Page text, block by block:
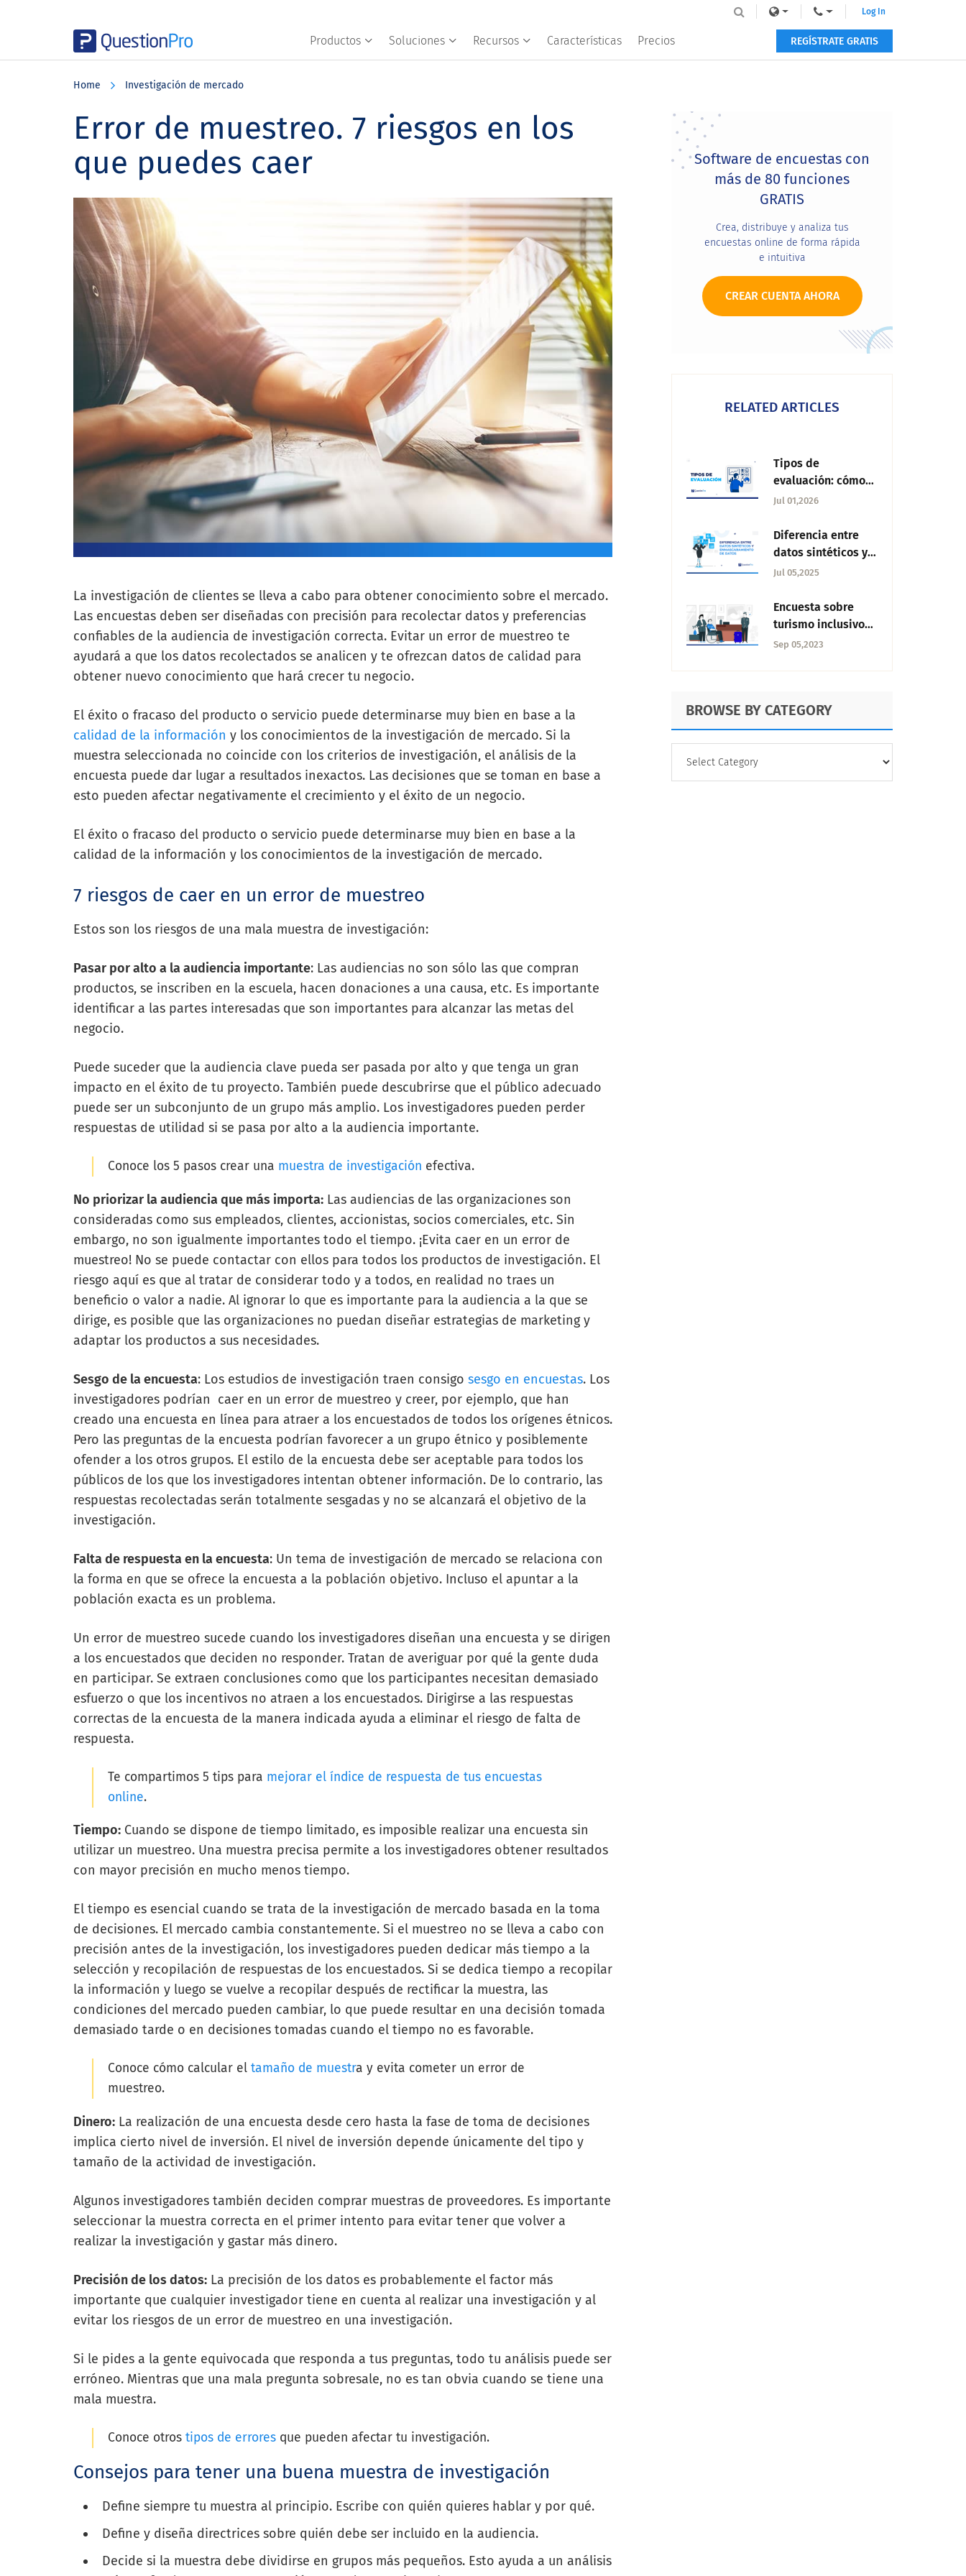
Productos Soluciones Recursos Características Precios
Log In
REGÍSTRATE GRATIS
Home Investigación de mercado
Error de muestreo. 7 riesgos en los
que puedes caer
La investigación de clientes se lleva a cabo para obtener conocimiento sobre el mercado.
Las encuestas deben ser diseñadas con precisión para recolectar datos y preferencias
confiables de la audiencia de investigación correcta. Evitar un error de muestreo te
ayudará a que los datos recolectados se analicen y te ofrezcan datos de calidad para
obtener nuevo conocimiento que hará crecer tu negocio.
El éxito o fracaso del producto o servicio puede determinarse muy bien en base a la
calidad de la información y los conocimientos de la investigación de mercado. Si la
muestra seleccionada no coincide con los criterios de investigación, el análisis de la
encuesta puede dar lugar a resultados inexactos. Las decisiones que se toman en base a
esto pueden afectar negativamente el crecimiento y el éxito de un negocio.
El éxito o fracaso del producto o servicio puede determinarse muy bien en base a la
calidad de la información y los conocimientos de la investigación de mercado.
7 riesgos de caer en un error de muestreo
Estos son los riesgos de una mala muestra de investigación:
Pasar por alto a la audiencia importante: Las audiencias no son sólo las que compran
productos, se inscriben en la escuela, hacen donaciones a una causa, etc. Es importante
identificar a las partes interesadas que son importantes para alcanzar las metas del
negocio.
Puede suceder que la audiencia clave pueda ser pasada por alto y que tenga un gran
impacto en el éxito de tu proyecto. También puede descubrirse que el público adecuado
puede ser un subconjunto de un grupo más amplio. Los investigadores pueden perder
respuestas de utilidad si se pasa por alto a la audiencia importante.
Conoce los 5 pasos crear una muestra de investigación efectiva.
No priorizar la audiencia que más importa: Las audiencias de las organizaciones son
consideradas como sus empleados, clientes, accionistas, socios comerciales, etc. Sin
embargo, no son igualmente importantes todo el tiempo. ¡Evita caer en un error de
muestreo! No se puede contactar con ellos para todos los productos de investigación. El
riesgo aquí es que al tratar de considerar todo y a todos, en realidad no traes un
beneficio o valor a nadie. Al ignorar lo que es importante para la audiencia a la que se
dirige, es posible que las organizaciones no puedan diseñar estrategias de marketing y
adaptar los productos a sus necesidades.
Sesgo de la encuesta: Los estudios de investigación traen consigo sesgo en encuestas. Los
investigadores podrían caer en un error de muestreo y creer, por ejemplo, que han
creado una encuesta en línea para atraer a los encuestados de todos los orígenes étnicos.
Pero las preguntas de la encuesta podrían favorecer a un grupo étnico y posiblemente
ofender a los otros grupos. El estilo de la encuesta debe ser aceptable para todos los
públicos de los que los investigadores intentan obtener información. De lo contrario, las
respuestas recolectadas serán totalmente sesgadas y no se alcanzará el objetivo de la
investigación.
Falta de respuesta en la encuesta: Un tema de investigación de mercado se relaciona con
la forma en que se ofrece la encuesta a la población objetivo. Incluso el apuntar a la
población exacta es un problema.
Un error de muestreo sucede cuando los investigadores diseñan una encuesta y se dirigen
a los encuestados que deciden no responder. Tratan de averiguar por qué la gente duda
en participar. Se extraen conclusiones como que los participantes necesitan demasiado
esfuerzo o que los incentivos no atraen a los encuestados. Dirigirse a las respuestas
correctas de la encuesta de la manera indicada ayuda a eliminar el riesgo de falta de
respuesta.
Te compartimos 5 tips para mejorar el índice de respuesta de tus encuestas
online.
Tiempo: Cuando se dispone de tiempo limitado, es imposible realizar una encuesta sin
utilizar un muestreo. Una muestra precisa permite a los investigadores obtener resultados
con mayor precisión en mucho menos tiempo.
El tiempo es esencial cuando se trata de la investigación de mercado basada en la toma
de decisiones. El mercado cambia constantemente. Si el muestreo no se lleva a cabo con
precisión antes de la investigación, los investigadores pueden dedicar más tiempo a la
selección y recopilación de respuestas de los encuestados. Si se dedica tiempo a recopilar
la información y luego se vuelve a recopilar después de rectificar la muestra, las
condiciones del mercado pueden cambiar, lo que puede resultar en una decisión tomada
demasiado tarde o en decisiones tomadas cuando el tiempo no es favorable.
Conoce cómo calcular eltamaño de muestra y evita cometer un error de
muestreo.
Dinero: La realización de una encuesta desde cero hasta la fase de toma de decisiones
implica cierto nivel de inversión. El nivel de inversión depende únicamente del tipo y
tamaño de la actividad de investigación.
Algunos investigadores también deciden comprar muestras de proveedores. Es importante
seleccionar la muestra correcta en el primer intento para evitar tener que volver a
realizar la investigación y gastar más dinero.
Precisión de los datos: La precisión de los datos es probablemente el factor más
importante que cualquier investigador tiene en cuenta al realizar una investigación y al
evitar los riesgos de un error de muestreo en una investigación.
Si le pides a la gente equivocada que responda a tus preguntas, todo tu análisis puede ser
erróneo. Mientras que una mala pregunta sobresale, no es tan obvia cuando se tiene una
mala muestra.
Conoce otrostipos de errores que pueden afectar tu investigación.
Consejos para tener una buena muestra de investigación
Define siempre tu muestra al principio. Escribe con quién quieres hablar y por qué.
Define y diseña directrices sobre quién debe ser incluido en la audiencia.
Decide si la muestra debe dividirse en grupos más pequeños. Esto ayuda a un análisis
Primary
Sidebar
Software de encuestas con
más de 80 funciones
GRATIS
Crea, distribuye y analiza tus
encuestas online de forma rápida
e intuitiva
CREAR CUENTA AHORA
RELATED ARTICLES
Tipos de
evaluación: cómo
clasificarlos y cuál
organización
Jul 01,2026
Diferencia entre
datos sintéticos y
enmascaramiento
Jul 05,2025
Encuesta sobre
turismo inclusivo
en México: ¿Qué
viajar con adultos
personas con
discapacidad en el
país?
Sep 05,2023
BROWSE BY CATEGORY
CATEGORY